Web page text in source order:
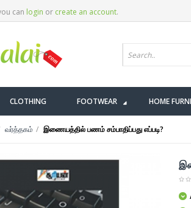
can login or create an account.
CLOTHING FOOTWEAR HOME
வர்த்தகம் இணையத்தில் பணம் சம்பாதிப்பது எப்படி?